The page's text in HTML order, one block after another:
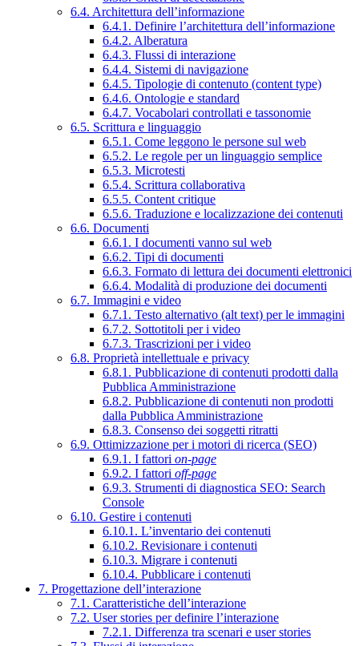
6.4. Architettura dell’informazione
6.4.1. Definire l’architettura dell’informazione
6.4.2. Alberatura
6.4.3. Flussi di interazione
6.4.4. Sistemi di navigazione
6.4.5. Tipologie di contenuto (content type)
6.4.6. Ontologie e standard
6.4.7. Vocabolari controllati e tassonomie
6.5. Scrittura e linguaggio
6.5.1. Come leggono le persone sul web
6.5.2. Le regole per un linguaggio semplice
6.5.3. Microtesti
6.5.4. Scrittura collaborativa
6.5.5. Content critique
6.5.6. Traduzione e localizzazione dei contenuti
6.6. Documenti
6.6.1. I documenti vanno sul web
6.6.2. Tipi di documenti
6.6.3. Formato di lettura dei documenti elettronici
6.6.4. Modalità di produzione dei documenti
6.7. Immagini e video
6.7.1. Testo alternativo (alt text) per le immagini
6.7.2. Sottotitoli per i video
6.7.3. Trascrizioni per i video
6.8. Proprietà intellettuale e privacy
6.8.1. Pubblicazione di contenuti prodotti dalla
Pubblica Amministrazione
6.8.2. Pubblicazione di contenuti non prodotti
dalla Pubblica Amministrazione
6.8.3. Consenso dei soggetti ritratti
6.9. Ottimizzazione per i motori di ricerca (SEO)
6.9.1. I fattori on-page
6.9.2. I fattori off-page
6.9.3. Strumenti di diagnostica SEO: Search
Console
6.10. Gestire i contenuti
6.10.1. L’inventario dei contenuti
6.10.2. Revisionare i contenuti
6.10.3. Migrare i contenuti
6.10.4. Pubblicare i contenuti
7. Progettazione dell’interazione
7.1. Caratteristiche dell’interazione
7.2. User stories per definire l’interazione
7.2.1. Differenza tra scenari e user stories